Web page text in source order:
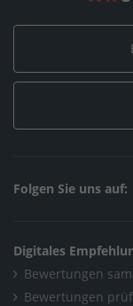
Folgen Sie uns auf:
Digitales
Bewertungen
Bewertungen